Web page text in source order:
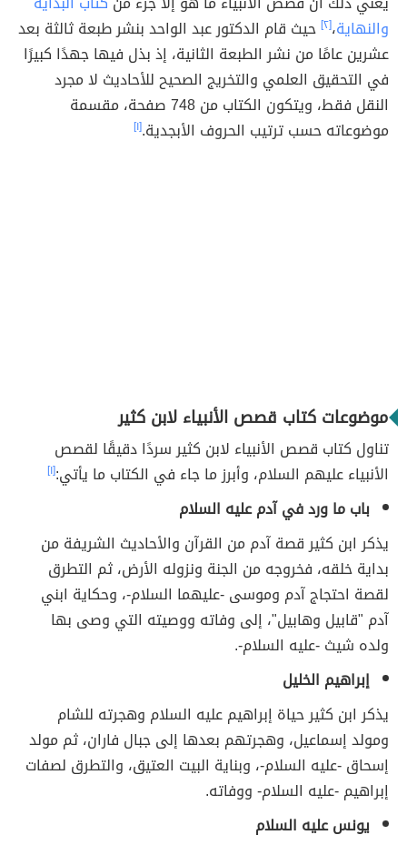
والنهاية،[٢]
حيث قام الدكتور عبد الواحد بنشر طبعة ثالثة بعد
عشرين عامًا من نشر الطبعة الثانية، إذ بذل فيها جهدًا كبيرًا
في التحقيق العلمي والتخريج الصحيح للأحاديث لا مجرد
النقل فقط، ويتكون الكتاب من 748 صفحة، مقسمة
موضوعاته حسب ترتيب الحروف الأبجدية.[١]
موضوعات كتاب قصص الأنبياء لابن كثير
تناول كتاب قصص الأنبياء لابن كثير سردًا دقيقًا لقصص
الأنبياء عليهم السلام، وأبرز ما جاء في الكتاب ما يأتي:[١]
باب ما ورد في آدم عليه السلام
يذكر ابن كثير قصة آدم من القرآن والأحاديث الشريفة من
بداية خلقه، فخروجه من الجنة ونزوله الأرض، ثم التطرق
لقصة احتجاج آدم وموسى -عليهما السلام-، وحكاية ابني
آدم "قابيل وهابيل"، إلى وفاته ووصيته التي وصى بها
ولده شيث -عليه السلام-.
إبراهيم الخليل
يذكر ابن كثير حياة إبراهيم عليه السلام وهجرته للشام
ومولد إسماعيل، وهجرتهم بعدها إلى جبال فاران، ثم مولد
إسحاق -عليه السلام-، وبناية البيت العتيق، والتطرق لصفات
إبراهيم -عليه السلام- ووفاته.
يونس عليه السلام